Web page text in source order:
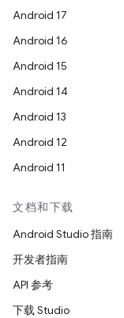
Android 17
Android 16
Android 15
Android 14
Android 13
Android 12
Android 11
文档和下载
Android Studio 指南
开发者指南
API 参考
下载 Studio